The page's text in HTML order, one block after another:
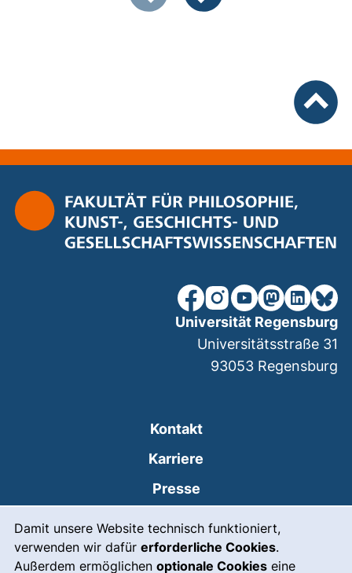
Damit unsere Website technisch funktioniert,
verwenden wir dafür erforderliche Cookies.
Außerdem ermöglichen optionale Cookies eine
nach
unsere Facebook-Seite
unsere Instagram-
unsere YouTube-
unsereunsere
Kontakt
Karriere
Presse
Leichte Sprache
Universität Regensburg
Universitätsstraße 31
93053 Regensburg